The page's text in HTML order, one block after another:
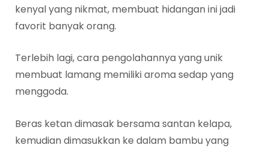
kenyal yang nikmat, membuat hidangan ini jadi
favorit banyak orang.
Terlebih lagi, cara pengolahannya yang unik
membuat lamang memiliki aroma sedap yang
menggoda.
Beras ketan dimasak bersama santan kelapa,
kemudian dimasukkan ke dalam bambu yang